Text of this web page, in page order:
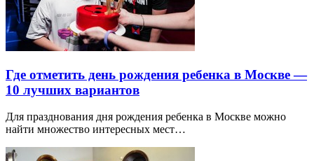
Где отметить день рождения ребенка в Москве —
10 лучших вариантов
Для празднования дня рождения ребенка в Москве можно
найти множество интересных мест…